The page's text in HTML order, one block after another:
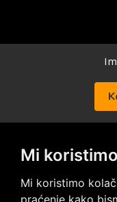
Mi
Mi koristimo
praćenje kako
Posetite